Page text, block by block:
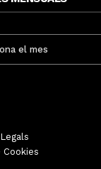
Cookies
edita un
dels gegants
el marc de la